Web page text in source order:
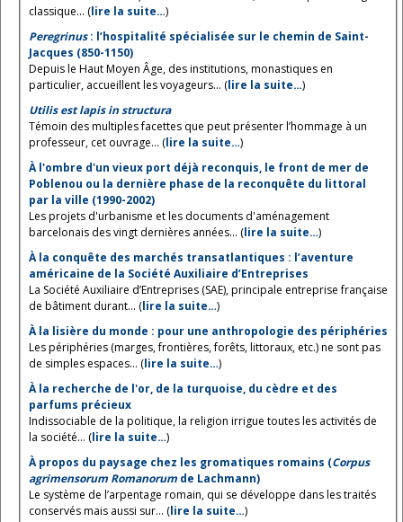
classique... (lire la suite…)
Peregrinus: l’hospitalité spécialisée sur le chemin de Saint-
Jacques (850-1150)
Depuis le Haut Moyen Âge, des institutions, monastiques en
particulier, accueillent les voyageurs... (lire la suite…)
Utilis est lapis in structura
Témoin des multiples facettes que peut présenter l’hommage à un
professeur, cet ouvrage... (lire la suite…)
À l'ombre d'un vieux port déjà reconquis, le front de mer de
Poblenou ou la dernière phase de la reconquête du littoral
par la ville (1990-2002)
Les projets d'urbanisme et les documents d'aménagement
barcelonais des vingt dernières années... (lire la suite…)
À la conquête des marchés transatlantiques : l’aventure
américaine de la Société Auxiliaire d’Entreprises
La Société Auxiliaire d’Entreprises (SAE), principale entreprise française
de bâtiment durant... (lire la suite…)
À la lisière du monde : pour une anthropologie des périphéries
Les périphéries (marges, frontières, forêts, littoraux, etc.) ne sont pas
de simples espaces... (lire la suite…)
À la recherche de l'or, de la turquoise, du cèdre et des
parfums précieux
Indissociable de la politique, la religion irrigue toutes les activités de
la société... (lire la suite…)
À propos du paysage chez les gromatiques romains (Corpus
agrimensorum Romanorum de Lachmann)
Le système de l’arpentage romain, qui se développe dans les traités
conservés mais aussi sur... (lire la suite…)